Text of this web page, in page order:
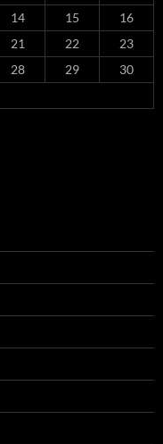
14 15
16
21 22
23
28 29
30